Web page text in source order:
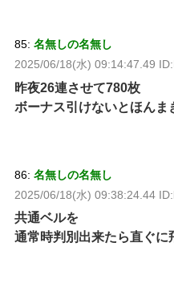
85: 名無しの名無し
2025/06/18(水) 09:14:47.49
昨夜26連させて780枚
ボーナス引けないとほんま
86: 名無しの名無し
2025/06/18(水) 09:38:24.44
共通ベルを
通常時判別出来たら直ぐに